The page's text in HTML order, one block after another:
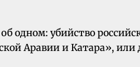
убийство
Аравии и Катара»,